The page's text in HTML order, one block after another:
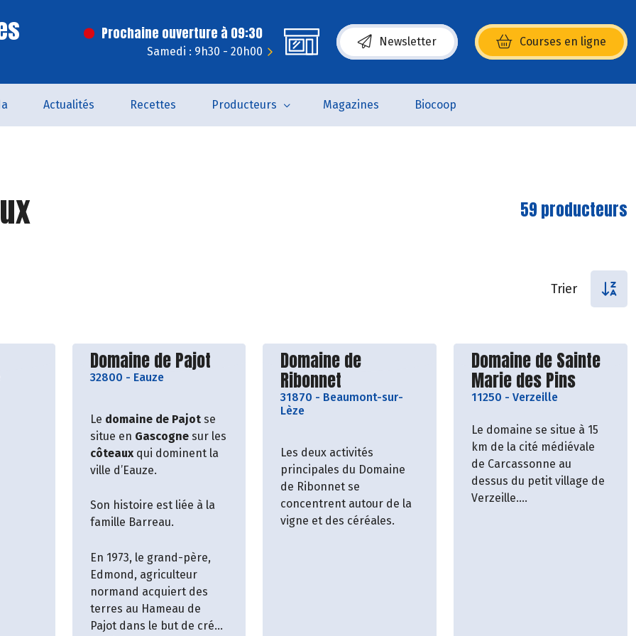
Prochaine ouverture à 09:30
Samedi : 9h30 - 20h00
Newsletter Courses en ligne
(s’ouvre dans une nouvelle fenêtre)
Actualités Recettes Producteurs Magazines Biocoop
59 producteurs
Trier
Découvrir le producteur
Domaine de Pajot
32800 - Eauze
Le domaine de Pajotse
situe en Gascognesur les
côteauxqui dominent la
ville d’Eauze.
Son histoire est liée à la
famille Barreau.
En 1973, le grand-père,
Edmond, agriculteur
normand acquiert des
terres au Hameau de
Pajot dans le but de créer
Découvrir le producteur
Domaine de
Ribonnet
31870 - Beaumont-sur-
Lèze
Les deux activités
principales du Domaine
de Ribonnet se
concentrent autour de la
vigne et des céréales.
Découvrir le
Domaine de Sainte
Marie des Pins
11250 - Verzeille
Le domaine se situe à 15
km de la cité médiévale
de Carcassonne au
dessus du petit village de
Verzeille.